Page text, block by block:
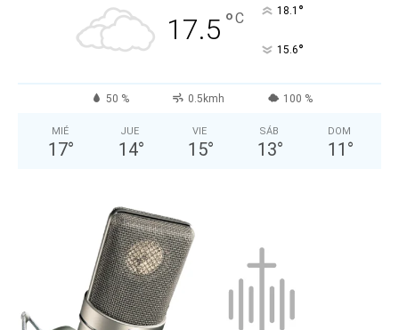
17.5 °C 18.1 °
15.6°
50 % 0.5kmh 100 %
MIÉ
17°
JUE
14°
VIE
15°
SÁB
13°
DOM
11 °